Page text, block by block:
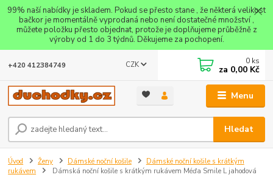
99% naší nabídky je skladem. Pokud se přesto stane , že některá velikost
bačkor je momentálně vyprodaná nebo není dostatečné množství ,
můžete položku přesto objednat, protože je doplňujeme průběžně z
výroby od 1 do 3 týdnů. Děkujeme za pochopení.
Menu
CZK
Hledat
+420 412384749 0 ks
za 0,00 Kč
Úvod Ženy Dámské noční košile
Dámské noční košile s krátkým
rukávem
Dámská noční košile s krátkým rukávem Méďa Smile L jahodová